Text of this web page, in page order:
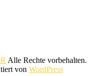
Alle Rechte vorbehalten.
von WordPress